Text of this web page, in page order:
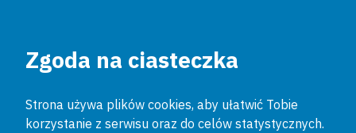
Zgoda na ciasteczka
Strona używa plików cookies, aby ułatwić Tobie
korzystanie z serwisu oraz do celów statystycznych.